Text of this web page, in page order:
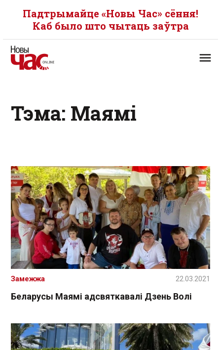
Падтрымайце «Новы Час» сёння!
Каб было што чытаць заўтра
Тэма: Маямі
Беларусы Маямі адсвяткавалі Дзень Волі
Замежжа 22.03.2021